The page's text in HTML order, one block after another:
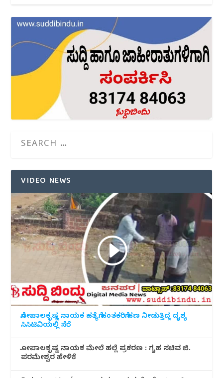
VIDEO NEWS
ಗೋಪಾಲಕೃಷ್ಣ ನಾಯಕ ಹತ್ಯೆಗೆ ಹಂತಕರಿಗೆ ಹಣ ನೀಡುತ್ತಿದ್ದ ದೃಶ್ಯ
ಸಿಸಿಟಿವಿಯಲ್ಲಿ ಸೆರೆ
ಗೋಪಾಲಕೃಷ್ಣ ನಾಯಕ ಮೇಲೆ ಹಲ್ಲೆ ಪ್ರಕರಣ : ಗೃಹ ಸಚಿವ ಜಿ.
ಪರಮೇಶ್ವರ ಹೇಳಿಕೆ